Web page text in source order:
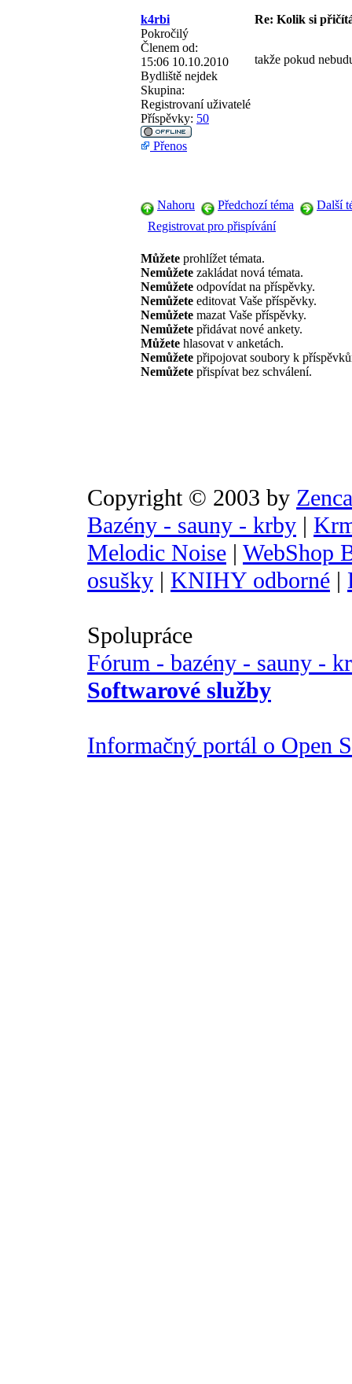
k4rbi
Re: Kolik si
Pokročilý
Členem od:
15:06 10.10.2010
Bydliště nejdek
Skupina:
Registrovaní uživatelé
Příspěvky: 50
takže pokud
Přenos
Nahoru Předchozí téma
Další
Registrovat pro přispívání
Můžete prohlížet témata.
Nemůžete zakládat nová témata.
Nemůžete odpovídat na příspěvky.
Nemůžete editovat Vaše příspěvky.
Nemůžete mazat Vaše příspěvky.
Nemůžete přidávat nové ankety.
Můžete hlasovat v anketách.
Nemůžete připojovat soubory k
Nemůžete přispívat bez schválení.
Copyright © 2003 by
Bazény - sauny - krby |
Melodic Noise | WebShop
osušky | KNIHY odborné |
Spolupráce
Fórum - bazény - sauny -
Softwarové služby
Informačný portál o Open